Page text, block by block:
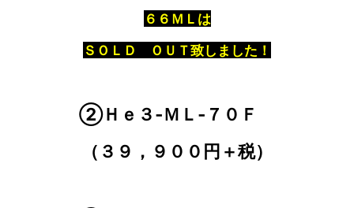
６６ＭＬは
ＳＯＬＤ ＯＵＴ致しました！
②Ｈｅ３‐ＭＬ‐７０Ｆ
（３９，９００円＋税）